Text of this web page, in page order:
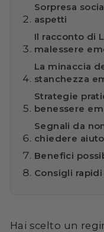
Sorpresa
aspetti
Il racconto di
malessere
La minaccia
stanchezza
Strategie
benessere
Segnali da
chiedere aiuto
Benefici
Consigli
Hai scelto un